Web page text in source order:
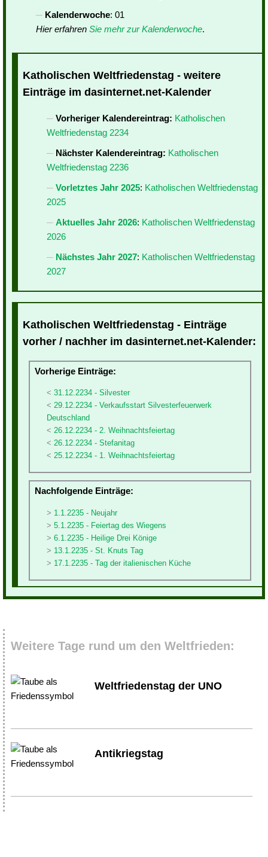
Kalenderwoche: 01
Hier erfahren Sie mehr zur Kalenderwoche.
Katholischen Weltfriedenstag - weitere
Einträge im dasinternet.net-Kalender
Vorheriger Kalendereintrag: Katholischen
Weltfriedenstag 2234
Nächster Kalendereintrag: Katholischen
Weltfriedenstag 2236
Vorletztes Jahr 2025: Katholischen Weltfriedenstag
2025
Aktuelles Jahr 2026: Katholischen Weltfriedenstag
2026
Nächstes Jahr 2027: Katholischen Weltfriedenstag
2027
Katholischen Weltfriedenstag - Einträge
vorher / nachher im dasinternet.net-Kalender:
Vorherige Einträge:
31.12.2234 - Silvester
29.12.2234 - Verkaufsstart Silvesterfeuerwerk
Deutschland
26.12.2234 - 2. Weihnachtsfeiertag
26.12.2234 - Stefanitag
25.12.2234 - 1. Weihnachtsfeiertag
Nachfolgende Einträge:
1.1.2235 - Neujahr
5.1.2235 - Feiertag des Wiegens
6.1.2235 - Heilige Drei Könige
13.1.2235 - St. Knuts Tag
17.1.2235 - Tag der italienischen Küche
Weitere Tage rund um den Weltfrieden:
Weltfriedenstag der UNO
Antikriegstag